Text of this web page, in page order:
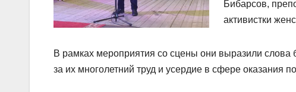
Бибарсов,
активистки
В рамках мероприятия со сцены они выразили слова
за их многолетний труд и усердие в сфере